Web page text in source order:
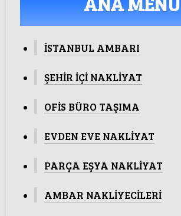
İSTANBUL AMBARI
ŞEHİR İÇİ NAKLİYAT
OFİS BÜRO TAŞIMA
EVDEN EVE NAKLİYAT
PARÇA EŞYA NAKLİYAT
AMBAR NAKLİYECİLERİ